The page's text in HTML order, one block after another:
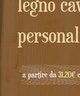
a partire da31.20€